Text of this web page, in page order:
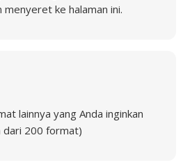
menyeret ke halaman ini.
lainnya yang Anda inginkan
dari 200 format)